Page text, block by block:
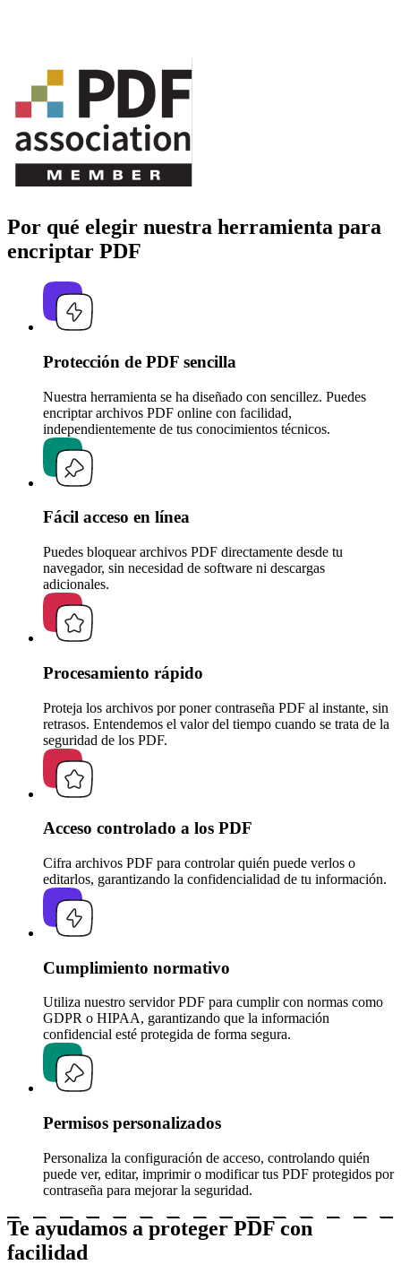
Por qué elegir nuestra herramienta para
encriptar PDF
Protección de PDF sencilla
Nuestra herramienta se ha diseñado con sencillez. Puedes
encriptar archivos PDF online con facilidad,
independientemente de tus conocimientos técnicos.
Fácil acceso en línea
Puedes bloquear archivos PDF directamente desde tu
navegador, sin necesidad de software ni descargas
adicionales.
Procesamiento rápido
Proteja los archivos por poner contraseña PDF al instante, sin
retrasos. Entendemos el valor del tiempo cuando se trata de la
seguridad de los PDF.
Acceso controlado a los PDF
Cifra archivos PDF para controlar quién puede verlos o
editarlos, garantizando la confidencialidad de tu información.
Cumplimiento normativo
Utiliza nuestro servidor PDF para cumplir con normas como
GDPR o HIPAA, garantizando que la información
confidencial esté protegida de forma segura.
Permisos personalizados
Personaliza la configuración de acceso, controlando quién
puede ver, editar, imprimir o modificar tus PDF protegidos por
contraseña para mejorar la seguridad.
Te ayudamos a proteger PDF con
facilidad